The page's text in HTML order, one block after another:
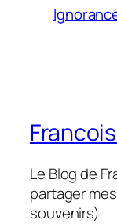
Le Blog de
partager
souvenirs)